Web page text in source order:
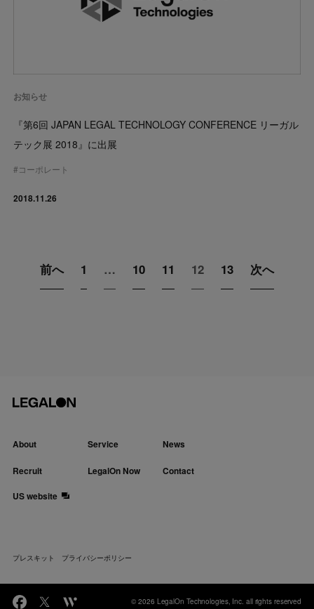
お知らせ
『第6回 JAPAN LEGAL TECHNOLOGY CONFERENCE リーガル
テック展 2018』に出展
#コーポレート
2018.11.26
前へ 1 … 10 11 12 13 次へ
About Service News
Recruit LegalOn Now
Contact
US website
プレスキット プライバシーポリシー
© 2026 LegalOn Technologies, Inc. all rights reserved